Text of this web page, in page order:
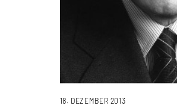
18. DEZEMBER 2013